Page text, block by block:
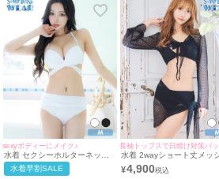
を手に入れましょう♥
sexyボディーにメイク♪
水着 セクシーホルターネック
ワンカラーウエストクロスハイ
ウエストビキニ
水着早割SALE
水着 2wayショート丈メッシ
編みボレロ＆パレオ付き体
バーセットアップホルター
¥4,900